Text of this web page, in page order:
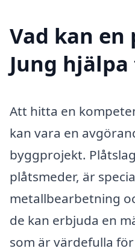
Vad kan
Jung
Att hitta en
kan vara en
byggprojekt.
plåtsmeder, är
metallbearbetning
de kan erbjuda en
som är värdefulla